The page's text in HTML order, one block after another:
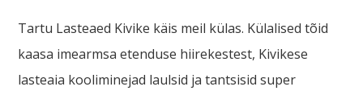
Tartu Lasteaed Kivike käis meil külas. Külalised tõid
kaasa imearmsa etenduse hiirekestest, Kivikese
lasteaia kooliminejad laulsid ja tantsisid super